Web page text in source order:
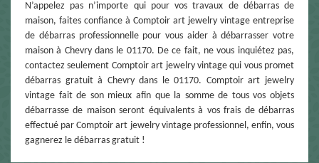
N’appelez pas n’importe qui pour vos travaux de débarras de
maison, faites confiance à Comptoir art jewelry vintage entreprise
de débarras professionnelle pour vous aider à débarrasser votre
maison à Chevry dans le 01170. De ce fait, ne vous inquiétez pas,
contactez seulement Comptoir art jewelry vintage qui vous promet
débarras gratuit à Chevry dans le 01170. Comptoir art jewelry
vintage fait de son mieux afin que la somme de tous vos objets
débarrasse de maison seront équivalents à vos frais de débarras
effectué par Comptoir art jewelry vintage professionnel, enfin, vous
gagnerez le débarras gratuit !